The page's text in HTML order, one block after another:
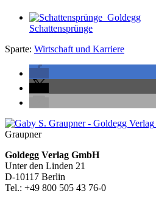
Schattensprünge
Sparte: Wirtschaft und Karriere
Seitenleiste
Graupner
Footer-
Section
Goldegg Verlag GmbH
Unter den Linden 21
D-10117 Berlin
Tel.: +49 800 505 43 76-0